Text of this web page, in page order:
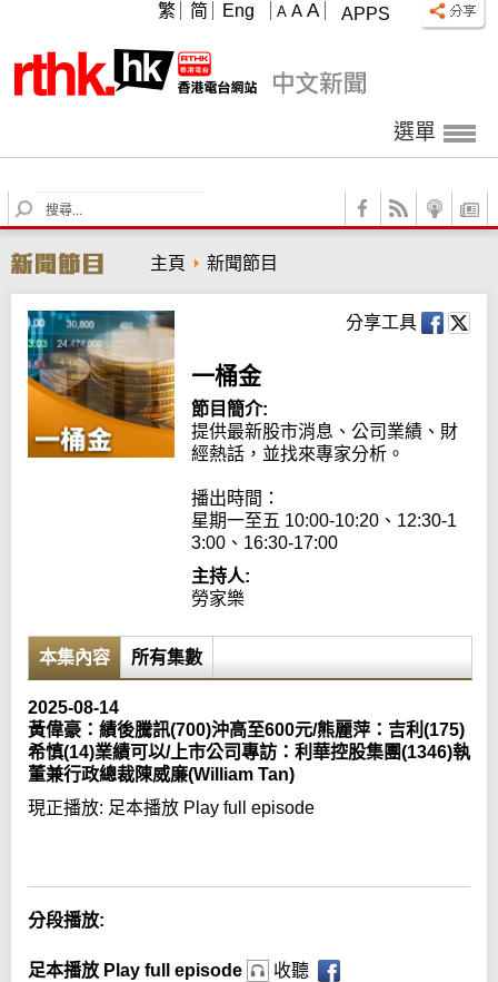
APPS
A A A
繁 简 Eng
選單
S
e
r
c
h
主頁 新聞節目
分享工具
一桶金
節目簡介:
提供最新股市消息、公司業績、財
經熱話，並找來專家分析。
播出時間：
星期一至五 10:00-10:20、12:30-1
3:00、16:30-17:00
主持人:
勞家樂
本集內容 所有集數
2025-08-14
黃偉豪：績後騰訊(700)沖高至600元/熊麗萍：吉利(175)
希慎(14)業績可以/上市公司專訪：利華控股集團(1346)執
董兼行政總裁陳威廉(William Tan)
現正播放: 足本播放 Play full episode
分段播放:
足本播放 Play full episode 收聽